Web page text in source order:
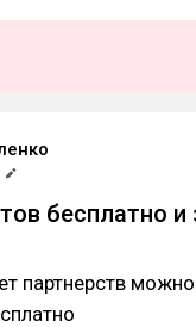
бесплатно
партнерств